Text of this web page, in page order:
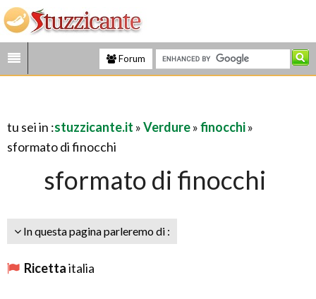
Forum
tu sei in :stuzzicante.it »Verdure»finocchi»
sformato di finocchi
sformato di finocchi
In questa pagina parleremo di :
Ricettaitalia